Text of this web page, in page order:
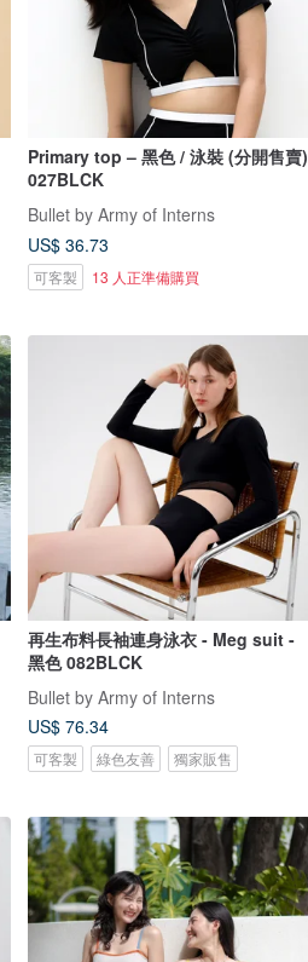
Primary top – 黑色 / 泳裝 (分開售賣)
027BLCK
Bullet by Army of Interns
US$ 36.73
可客製 13 人正準備購買
再生布料長袖連身泳衣 - Meg suit -
黑色 082BLCK
Bullet by Army of Interns
US$ 76.34
可客製 綠色友善 獨家販售